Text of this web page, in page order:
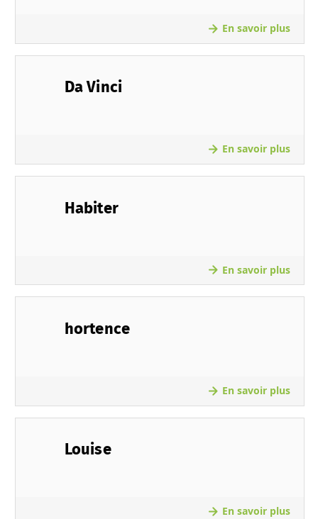
En savoir plus
Da Vinci
En savoir plus
Habiter
En savoir plus
hortence
En savoir plus
Louise
En savoir plus